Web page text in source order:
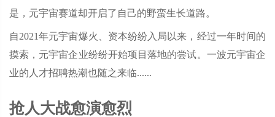
是，元宇宙赛道却开启了自己的野蛮生长道路。
自2021年元宇宙爆火、资本纷纷入局以来，经过一年时间的
摸索，元宇宙企业纷纷开始项目落地的尝试。一波元宇宙企
业的人才招聘热潮也随之来临......
抢人大战愈演愈烈